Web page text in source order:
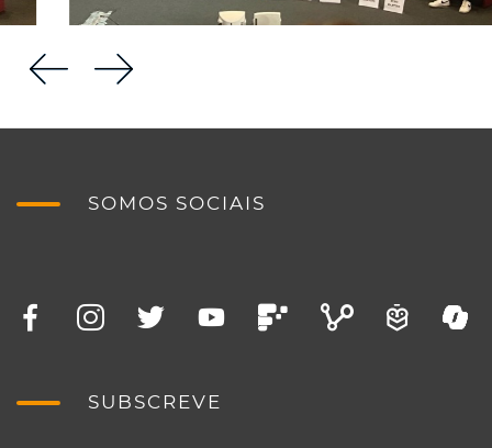
SOMOS SOCIAIS
SUBSCREVE